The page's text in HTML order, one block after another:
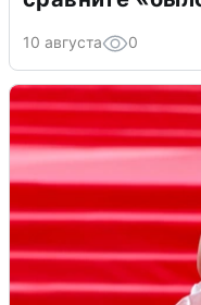
10 августа 0